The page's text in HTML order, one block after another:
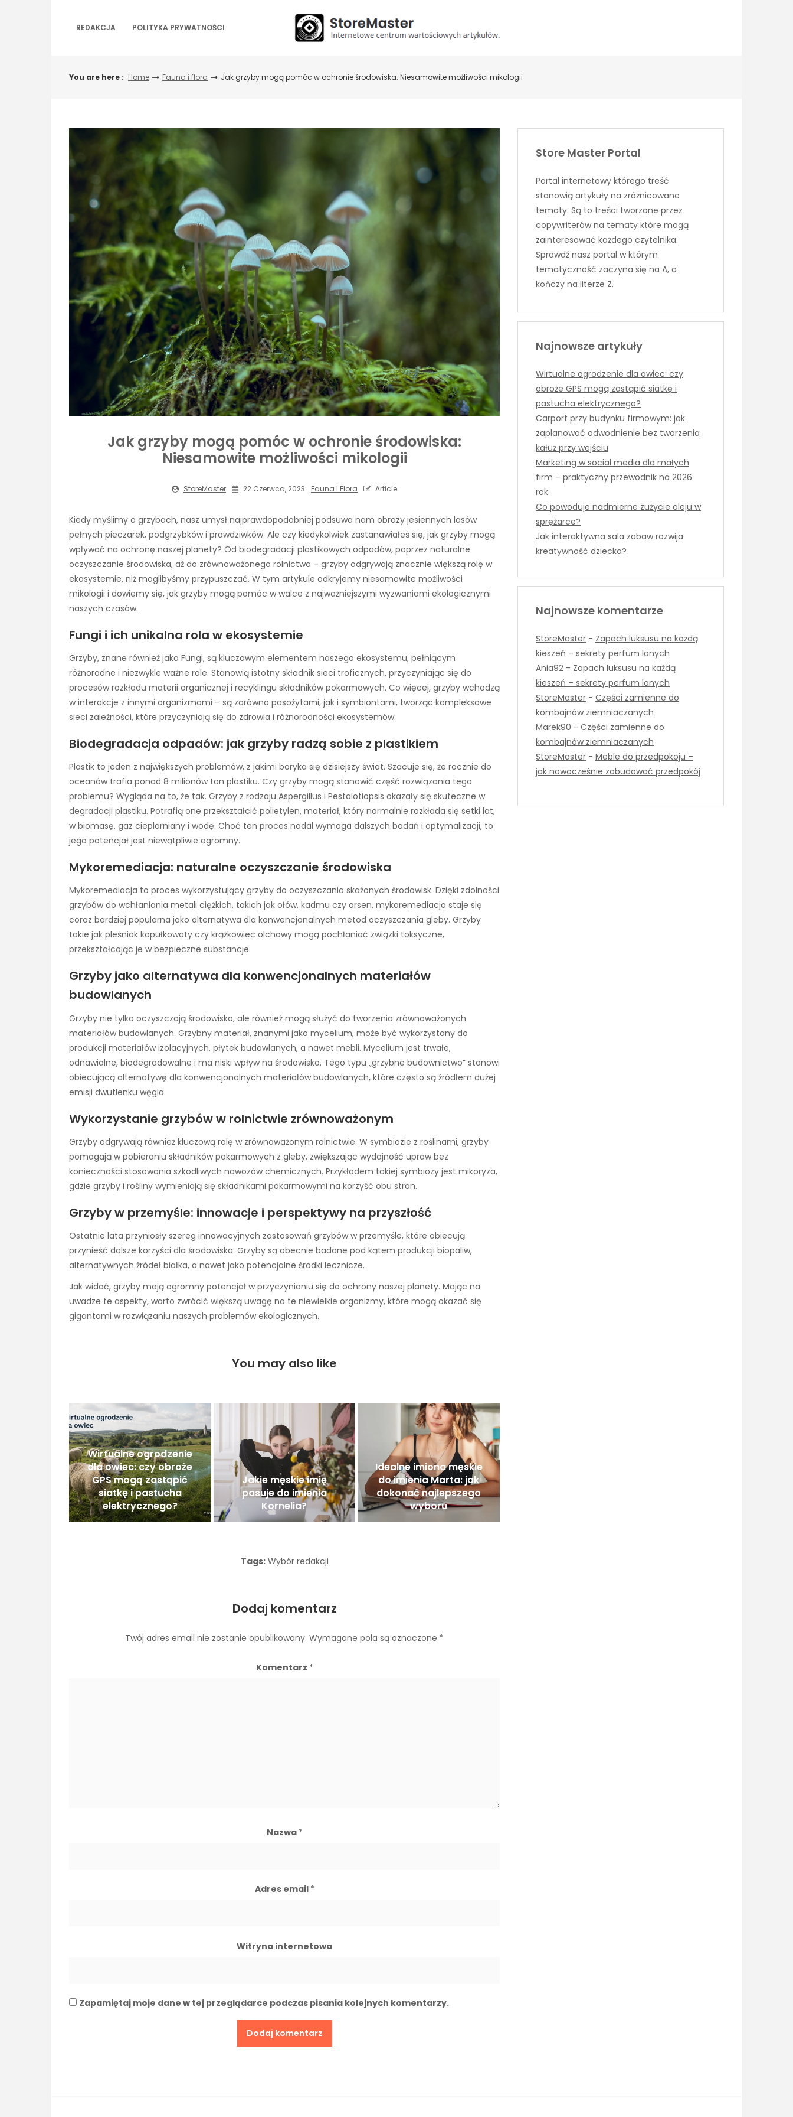
REDAKCJA POLITYKA PRYWATNOŚCI
You are here : Home Fauna i flora Jak grzyby mogą pomóc w ochronie środowiska: Niesamowite możliwości mikologii
Jak grzyby mogą pomóc w ochronie środowiska:
Niesamowite możliwości mikologii
StoreMaster 22 Czerwca, 2023 Fauna I Flora Article
Kiedy myślimy o grzybach, nasz umysł najprawdopodobniej podsuwa nam obrazy jesiennych lasów
pełnych pieczarek, podgrzybków i prawdziwków. Ale czy kiedykolwiek zastanawiałeś się, jak grzyby mogą
wpływać na ochronę naszej planety? Od biodegradacji plastikowych odpadów, poprzez naturalne
oczyszczanie środowiska, aż do zrównoważonego rolnictwa – grzyby odgrywają znacznie większą rolę w
ekosystemie, niż moglibyśmy przypuszczać. W tym artykule odkryjemy niesamowite możliwości
mikologii i dowiemy się, jak grzyby mogą pomóc w walce z najważniejszymi wyzwaniami ekologicznymi
naszych czasów.
Fungi i ich unikalna rola w ekosystemie
Grzyby, znane również jako Fungi, są kluczowym elementem naszego ekosystemu, pełniącym
różnorodne i niezwykle ważne role. Stanowią istotny składnik sieci troficznych, przyczyniając się do
procesów rozkładu materii organicznej i recyklingu składników pokarmowych. Co więcej, grzyby wchodzą
w interakcje z innymi organizmami – są zarówno pasożytami, jak i symbiontami, tworząc kompleksowe
sieci zależności, które przyczyniają się do zdrowia i różnorodności ekosystemów.
Biodegradacja odpadów: jak grzyby radzą sobie z plastikiem
Plastik to jeden z największych problemów, z jakimi boryka się dzisiejszy świat. Szacuje się, że rocznie do
oceanów trafia ponad 8 milionów ton plastiku. Czy grzyby mogą stanowić część rozwiązania tego
problemu? Wygląda na to, że tak. Grzyby z rodzaju Aspergillus i Pestalotiopsis okazały się skuteczne w
degradacji plastiku. Potrafią one przekształcić polietylen, materiał, który normalnie rozkłada się setki lat,
w biomasę, gaz cieplarniany i wodę. Choć ten proces nadal wymaga dalszych badań i optymalizacji, to
jego potencjał jest niewątpliwie ogromny.
Mykoremediacja: naturalne oczyszczanie środowiska
Mykoremediacja to proces wykorzystujący grzyby do oczyszczania skażonych środowisk. Dzięki zdolności
grzybów do wchłaniania metali ciężkich, takich jak ołów, kadmu czy arsen, mykoremediacja staje się
coraz bardziej popularna jako alternatywa dla konwencjonalnych metod oczyszczania gleby. Grzyby
takie jak pleśniak kopułkowaty czy krążkowiec olchowy mogą pochłaniać związki toksyczne,
przekształcając je w bezpieczne substancje.
Grzyby jako alternatywa dla konwencjonalnych materiałów
budowlanych
Grzyby nie tylko oczyszczają środowisko, ale również mogą służyć do tworzenia zrównoważonych
materiałów budowlanych. Grzybny materiał, znanymi jako mycelium, może być wykorzystany do
produkcji materiałów izolacyjnych, płytek budowlanych, a nawet mebli. Mycelium jest trwałe,
odnawialne, biodegradowalne i ma niski wpływ na środowisko. Tego typu „grzybne budownictwo” stanowi
obiecującą alternatywę dla konwencjonalnych materiałów budowlanych, które często są źródłem dużej
emisji dwutlenku węgla.
Wykorzystanie grzybów w rolnictwie zrównoważonym
Grzyby odgrywają również kluczową rolę w zrównoważonym rolnictwie. W symbiozie z roślinami, grzyby
pomagają w pobieraniu składników pokarmowych z gleby, zwiększając wydajność upraw bez
konieczności stosowania szkodliwych nawozów chemicznych. Przykładem takiej symbiozy jest mikoryza,
gdzie grzyby i rośliny wymieniają się składnikami pokarmowymi na korzyść obu stron.
Grzyby w przemyśle: innowacje i perspektywy na przyszłość
Ostatnie lata przyniosły szereg innowacyjnych zastosowań grzybów w przemyśle, które obiecują
przynieść dalsze korzyści dla środowiska. Grzyby są obecnie badane pod kątem produkcji biopaliw,
alternatywnych źródeł białka, a nawet jako potencjalne środki lecznicze.
Jak widać, grzyby mają ogromny potencjał w przyczynianiu się do ochrony naszej planety. Mając na
uwadze te aspekty, warto zwrócić większą uwagę na te niewielkie organizmy, które mogą okazać się
gigantami w rozwiązaniu naszych problemów ekologicznych.
You may also like
Wirtualne ogrodzenie
dla owiec: czy obroże
GPS mogą zastąpić
siatkę i pastucha
elektrycznego?
Jakie męskie imię
pasuje do imienia
Kornelia?
Idealne imiona męskie
do imienia Marta: jak
dokonać najlepszego
wyboru
Tags: Wybór redakcji
Dodaj komentarz
Twój adres email nie zostanie opublikowany. Wymagane pola są oznaczone *
Komentarz *
Nazwa *
Adres email *
Witryna internetowa
Zapamiętaj moje dane w tej przeglądarce podczas pisania kolejnych komentarzy.
Store Master Portal
Portal internetowy którego treść
stanowią artykuły na zróżnicowane
tematy. Są to treści tworzone przez
copywriterów na tematy które mogą
zainteresować każdego czytelnika.
Sprawdź nasz portal w którym
tematyczność zaczyna się na A, a
kończy na literze Z.
Najnowsze artykuły
Wirtualne ogrodzenie dla owiec: czy
obroże GPS mogą zastąpić siatkę i
pastucha elektrycznego?
Carport przy budynku firmowym: jak
zaplanować odwodnienie bez tworzenia
kałuż przy wejściu
Marketing w social media dla małych
firm – praktyczny przewodnik na 2026
rok
Co powoduje nadmierne zużycie oleju w
sprężarce?
Jak interaktywna sala zabaw rozwija
kreatywność dziecka?
Najnowsze komentarze
StoreMaster - Zapach luksusu na każdą
kieszeń – sekrety perfum lanych
Ania92 - Zapach luksusu na każdą
kieszeń – sekrety perfum lanych
StoreMaster - Części zamienne do
kombajnów ziemniaczanych
Marek90 - Części zamienne do
kombajnów ziemniaczanych
StoreMaster - Meble do przedpokoju –
jak nowocześnie zabudować przedpokój